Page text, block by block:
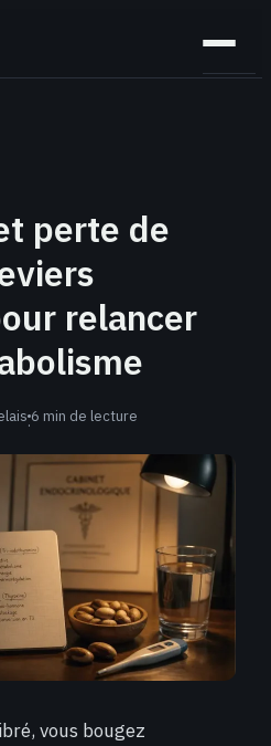
perte de
relancer
·6 min de lecture
vous bougez